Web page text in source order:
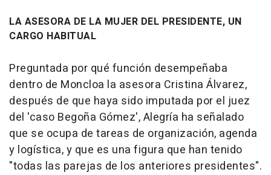
LA ASESORA DE LA MUJER DEL PRESIDENTE, UN
CARGO HABITUAL
Preguntada por qué función desempeñaba
dentro de Moncloa la asesora Cristina Álvarez,
después de que haya sido imputada por el juez
del 'caso Begoña Gómez', Alegría ha señalado
que se ocupa de tareas de organización, agenda
y logística, y que es una figura que han tenido
"todas las parejas de los anteriores presidentes".